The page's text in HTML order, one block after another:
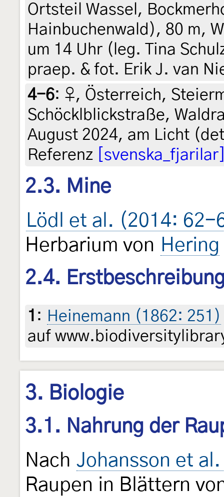
Ortsteil Wassel,
Hainbuchenwald), 80 m,
um 14 Uhr (leg. Tina
praep. & fot. Erik J. van
4-6: ♀, Österreich,
Schöcklblickstraße,
August 2024, am Licht
Referenz
2.3. Mine
Lödl et al. (2014: 62-
Herbarium von Hering
2.4.
1 : Heinemann (1862: 251)
auf
3. Biologie
3.1. Nahrung der
Nach Johansson et
Raupen in Blättern